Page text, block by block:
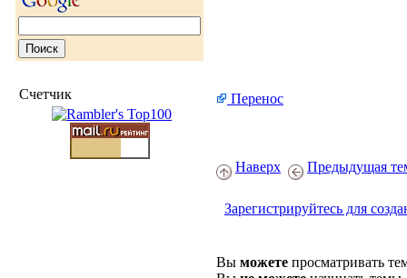
Счетчик Перенос
Наверх Предыдущая
Зарегистрируйтесь для
Вы можете просматривать